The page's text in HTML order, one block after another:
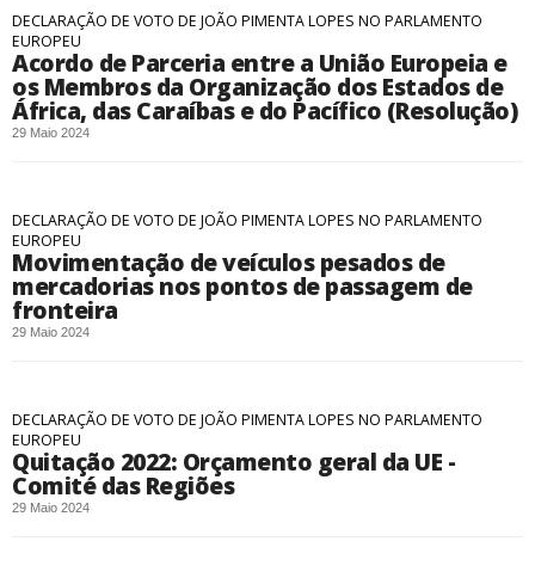
DECLARAÇÃO DE VOTO DE JOÃO PIMENTA LOPES NO PARLAMENTO
EUROPEU
Acordo de Parceria entre a União Europeia e
os Membros da Organização dos Estados de
África, das Caraíbas e do Pacífico (Resolução)
29 Maio 2024
DECLARAÇÃO DE VOTO DE JOÃO PIMENTA LOPES NO PARLAMENTO
EUROPEU
Movimentação de veículos pesados ​​de
mercadorias nos pontos de passagem de
fronteira
29 Maio 2024
DECLARAÇÃO DE VOTO DE JOÃO PIMENTA LOPES NO PARLAMENTO
EUROPEU
Quitação 2022: Orçamento geral da UE -
Comité das Regiões
29 Maio 2024